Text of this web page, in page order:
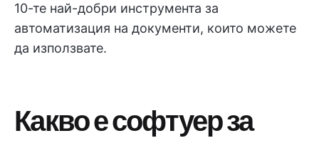
10-те най-добри инструмента за
автоматизация на документи, които можете
да използвате.
Какво е софтуер за